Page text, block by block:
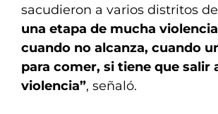
sacudieron a varios distritos
una etapa de mucha
cuando no alcanza, cuando
para comer, si tiene que salir
violencia”, señaló.